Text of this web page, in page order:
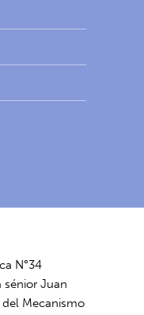
N°34
sénior Juan
Mecanismo